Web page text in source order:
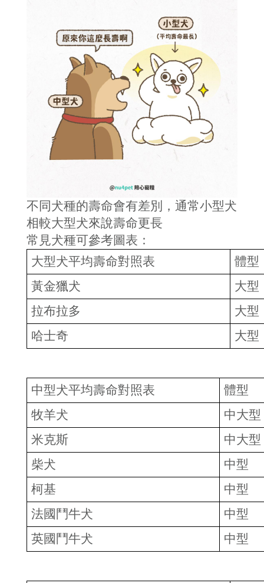
不同犬種的壽命會有差別，通常小型犬
相較大型犬來說壽命更長
常見犬種可參考圖表：
大型犬平均壽命對照表
體型
黃金獵犬
大型
拉布拉多
大型
哈士奇
大型
中型犬平均壽命對照表
體型
牧羊犬
中大型
米克斯
中大型
柴犬
中型
柯基
中型
法國鬥牛犬
中型
英國鬥牛犬
中型